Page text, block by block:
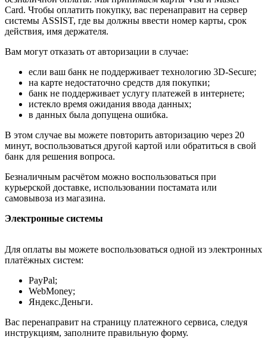
Card. Чтобы оплатить покупку, вас перенаправит на сервер
системы ASSIST, где вы должны ввести номер карты, срок
действия, имя держателя.
Вам могут отказать от авторизации в случае:
если ваш банк не поддерживает технологию 3D-Secure;
на карте недостаточно средств для покупки;
банк не поддерживает услугу платежей в интернете;
истекло время ожидания ввода данных;
в данных была допущена ошибка.
В этом случае вы можете повторить авторизацию через 20
минут, воспользоваться другой картой или обратиться в свой
банк для решения вопроса.
Безналичным расчётом можно воспользоваться при
курьерской доставке, использовании постамата или
самовывоза из магазина.
Электронные системы
Для оплаты вы можете воспользоваться одной из электронных
платёжных систем:
PayPal;
WebMoney;
Яндекс.Деньги.
Вас перенаправит на страницу платежного сервиса, следуя
инструкциям, заполните правильную форму.